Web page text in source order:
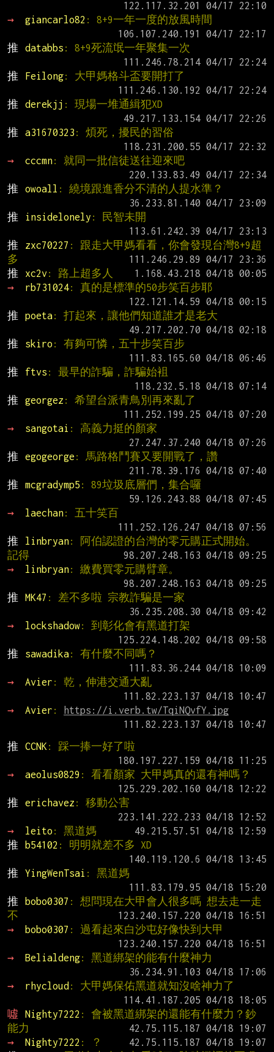
→
giancarlo82 : 8+9一年一度的放風時間
推
databbs : 8+9死流氓一年聚集一次
推
Feilong: 大甲媽格斗盃要開打了
推
derekjj : 現場一堆通緝犯XD
推
a31670323 : 煩死，擾民的習俗
→
cccmn: 就同一批信徒送往迎來吧
推
owoall : 繞境跟進香分不清的人提水準？
推
insidelonely : 民智未開
推
zxc70227 : 跟走大甲媽看看，你會發現台灣8+9超
多
推
xc2v : 路上超多人
→
rb731024: 真的是標準的50步笑百步耶
推
poeta: 打起來，讓他們知道誰才是老大
推
skiro : 有夠可憐，五十步笑百步
推
ftvs : 最早的詐騙，詐騙始袓
推
georgez : 希望台派青鳥別再來亂了
→
sangotai : 高義力挺的顏家
推
egogeorge : 馬路格鬥賽又要開戰了，讚
推
mcgradymp5 : 89垃圾底層們，集合囉
→
laechan: 五十笑百
推
linbryan: 阿伯認證的台灣的零元購正式開始。
記得
→
linbryan: 繳費買零元購臂章。
推
MK47 : 差不多啦 宗教詐騙是一家
→
lockshadow: 到彰化會有黑道打架
推
sawadika: 有什麼不同嗎？
→
Avier : 乾，伸港交通大亂
→
Avier :
https://i.verb.tw/TqiNQvfY.jpg
推
CCNK : 踩一捧一好了啦
→
aeolus0829 : 看看顏家 大甲媽真的還有神嗎？
推
erichavez : 移動公害
→
leito : 黑道媽
推
b54102 : 明明就差不多 XD
推
YingWenTsai : 黑道媽
推
bobo0307 : 想問現在大甲會人很多嗎 想去走一走
不
→
bobo0307 : 過看起來白沙屯好像快到大甲
→
Belialdeng: 黑道綁架的能有什麼神力
→
rhycloud : 大甲媽保佑黑道就知沒啥神力了
噓
Nighty7222 : 會被黑道綁架的還能有什麼力？鈔
能力
→
Nighty7222 : ？